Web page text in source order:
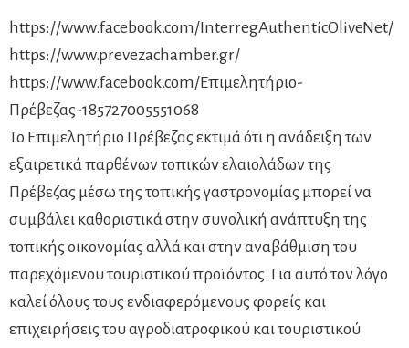
https://www.facebook.com/InterregAuthenticOliveNet/
https://www.prevezachamber.gr/
https://www.facebook.com/Επιμελητήριο-
Πρέβεζας-185727005551068
Το Επιμελητήριο Πρέβεζας εκτιμά ότι η ανάδειξη των
εξαιρετικά παρθένων τοπικών ελαιολάδων της
Πρέβεζας μέσω της τοπικής γαστρονομίας μπορεί να
συμβάλει καθοριστικά στην συνολική ανάπτυξη της
τοπικής οικονομίας αλλά και στην αναβάθμιση του
παρεχόμενου τουριστικού προϊόντος. Για αυτό τον λόγο
καλεί όλους τους ενδιαφερόμενους φορείς και
επιχειρήσεις του αγροδιατροφικού και τουριστικού